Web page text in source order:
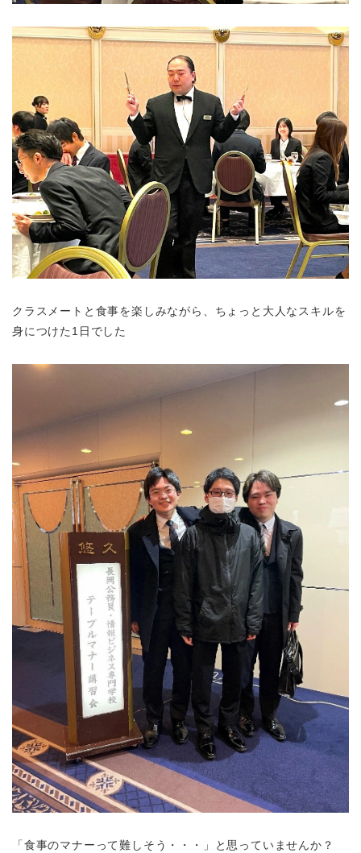
クラスメートと食事を楽しみながら、ちょっと大人なスキルを
身につけた1日でした
「食事のマナーって難しそう・・・
」と思っていませんか？